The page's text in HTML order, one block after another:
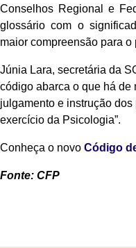
Conselhos Regional e
glossário com o
maior compreensão para
Júnia Lara, secretária da
código abarca o que há de
julgamento e instrução
exercício da Psicologia”.
Conheça o novo Código
Fonte: CFP